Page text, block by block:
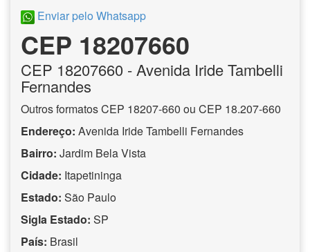
Enviar pelo Whatsapp
CEP 18207660
CEP 18207660 - Avenida Iride Tambelli
Fernandes
Outros formatos CEP 18207-660 ou CEP 18.207-660
Endereço: Avenida Iride Tambelli Fernandes
Bairro: Jardim Bela Vista
Cidade: Itapetininga
Estado: São Paulo
Sigla Estado: SP
País: Brasil